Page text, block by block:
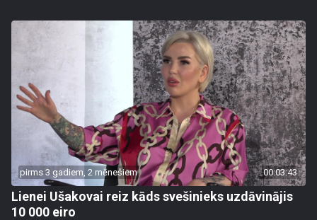
pirms 3 gadiem, 2 mēnešiem 00:03:43
Lienei Ušakovai reiz kāds svešinieks uzdāvinājis
10 000 eiro